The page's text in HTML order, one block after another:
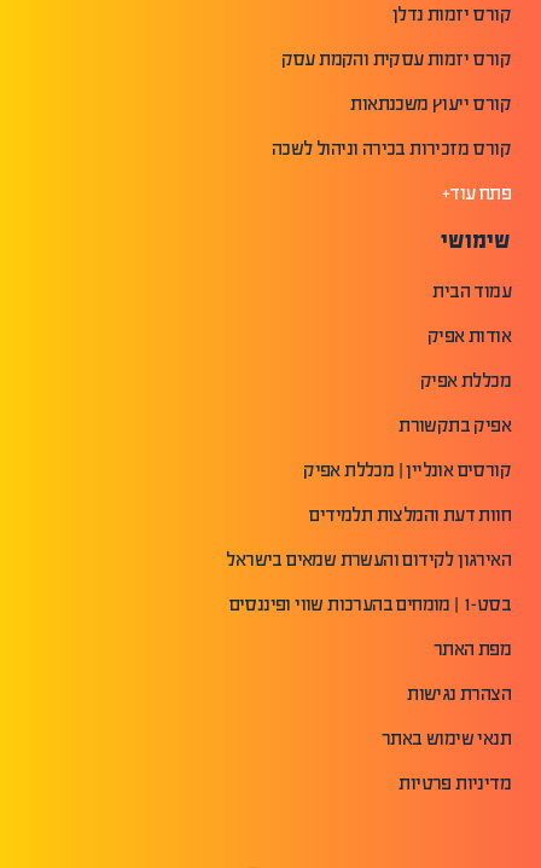
קורס יזמות נדלן
קורס יזמות עסקית והקמת עסק
קורס ייעוץ משכנתאות
קורס מזכירות בכירה וניהול לשכה
פתח עוד+
שימושי
עמוד הבית
אודות אפיק
מכללת אפיק
אפיק בתקשורת
קורסים אונליין | מכללת אפיק
חוות דעת והמלצות תלמידים
האירגון לקידום והעשרת שמאים בישראל
בסט-1 | מומחים בהערכות שווי ופיננסים
מפת האתר
הצהרת נגישות
תנאי שימוש באתר
מדיניות פרטיות